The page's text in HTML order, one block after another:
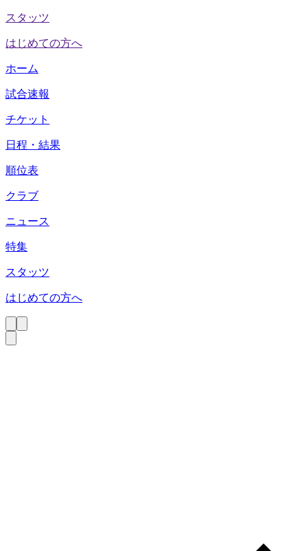
スタッツ
はじめての方へ
ホーム
試合速報
チケット
日程・結果
順位表
クラブ
ニュース
特集
スタッツ
はじめての方へ